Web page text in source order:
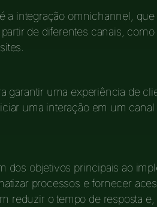
a integração omnichannel,
de diferentes canais, como
garantir uma experiência de
uma interação em um
dos objetivos principais ao
processos e fornecer
reduzir o tempo de resposta